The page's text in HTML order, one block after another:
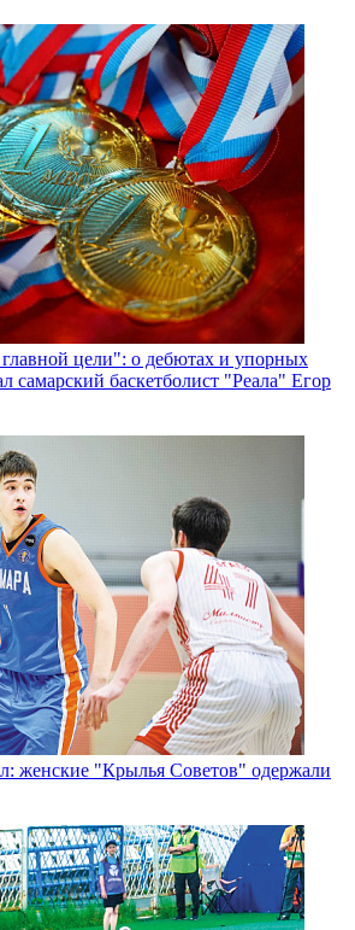
цели": о дебютах и упорных
самарский баскетболист "Реала" Егор
женские "Крылья Советов" одержали